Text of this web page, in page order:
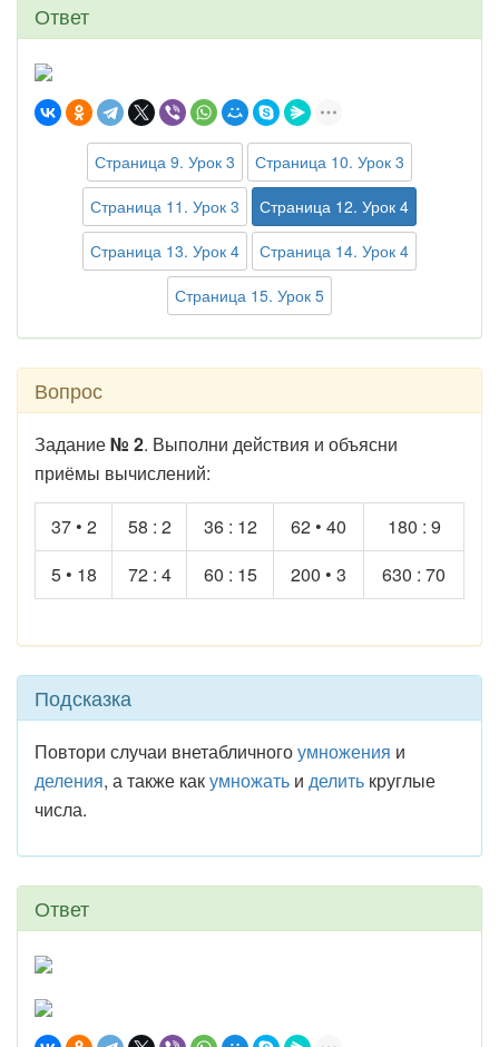
Ответ
Страница 9. Урок 3
Страница 10. Урок 3
Страница 11. Урок 3
Страница 12. Урок 4
Страница 13. Урок 4
Страница 14. Урок 4
Страница 15. Урок 5
Вопрос
Задание№ 2. Выполни действия и объясни
приёмы вычислений:
37 • 2 58 : 2 36 : 12 62 • 40
180 : 9
5 • 18
72 : 4 60 : 15 200 • 3 630 : 70
Подсказка
Повтори случаи внетабличногоумножения и
деления, а также какумножать и делить круглые
числа.
Ответ